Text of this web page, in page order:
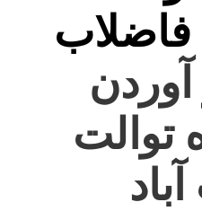
فاضلاب
آوردن
توالت